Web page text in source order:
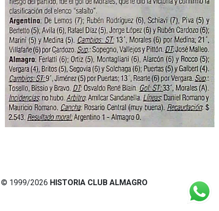
© 1999/2026 HISTORIA CLUB ALMAGRO